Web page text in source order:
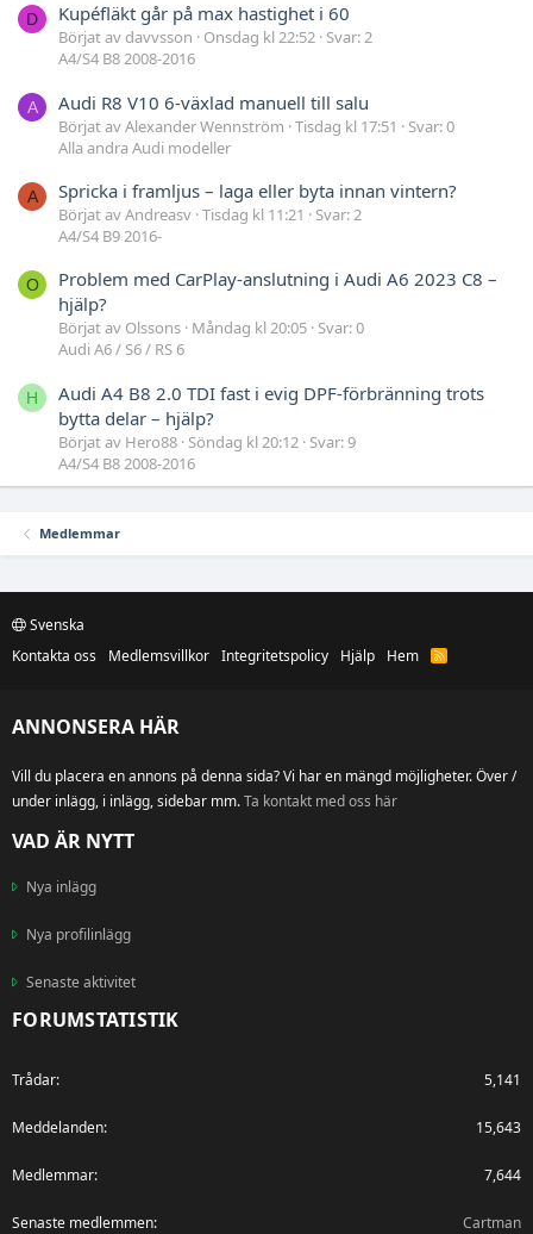
D Kupéfläkt går på max hastighet i 60
Börjat av davvsson Onsdag kl 22:52 Svar: 2
A4/S4 B8 2008-2016
A Audi R8 V10 6-växlad manuell till salu
Börjat av Alexander Wennström Tisdag kl 17:51
Svar: 0
Alla andra Audi modeller
A Spricka i framljus – laga eller byta innan vintern?
Börjat av Andreasv Tisdag kl 11:21
Svar: 2
A4/S4 B9 2016-
O
Problem med CarPlay-anslutning i Audi A6 2023 C8 –
hjälp?
Börjat av Olssons Måndag kl 20:05 Svar: 0
Audi A6 / S6 / RS 6
H
Audi A4 B8 2.0 TDI fast i evig DPF-förbränning trots
bytta delar – hjälp?
Börjat av Hero88 Söndag kl 20:12 Svar: 9
A4/S4 B8 2008-2016
Medlemmar
Svenska
Kontakta oss
Medlemsvillkor Integritetspolicy Hjälp Hem
R
ANNONSERA HÄR
Vill du placera en annons på denna sida? Vi har en mängd möjligheter. Över /
under inlägg, i inlägg, sidebar mm.Ta kontakt med oss här
VAD ÄR NYTT
Nya inlägg
Nya profilinlägg
Senaste aktivitet
FORUMSTATISTIK
Trådar 5,141
Meddelanden 15,643
Medlemmar 7,644
Senaste medlemmen Cartman